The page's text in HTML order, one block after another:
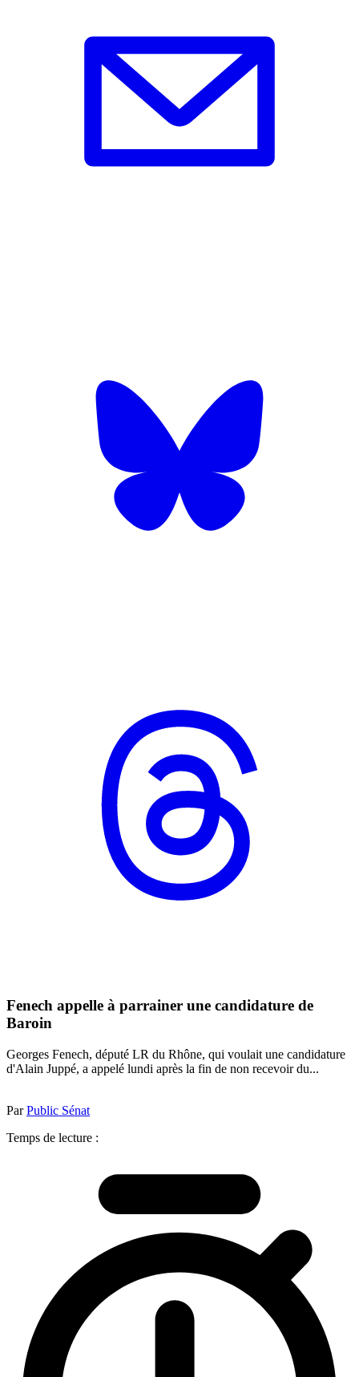
Fenech appelle à parrainer une candidature de
Baroin
Georges Fenech, député LR du Rhône, qui voulait une candidature
d'Alain Juppé, a appelé lundi après la fin de non recevoir du...
ParPublic Sénat
Temps de lecture :